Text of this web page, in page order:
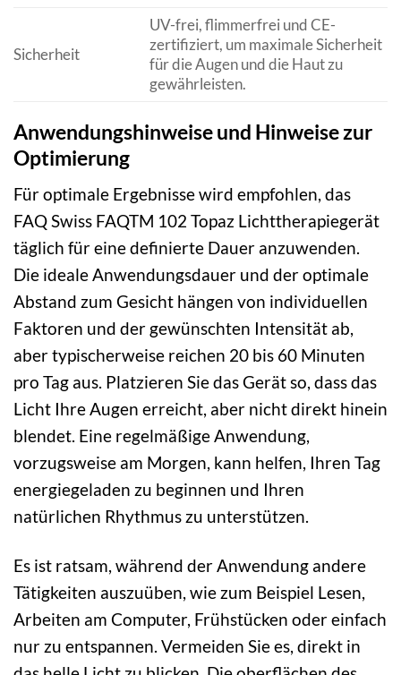
Sicherheit
UV-frei, flimmerfrei und CE-
zertifiziert, um maximale Sicherheit
für die Augen und die Haut zu
gewährleisten.
Anwendungshinweise und Hinweise zur
Optimierung
Für optimale Ergebnisse wird empfohlen, das
FAQ Swiss FAQTM 102 Topaz Lichttherapiegerät
täglich für eine definierte Dauer anzuwenden.
Die ideale Anwendungsdauer und der optimale
Abstand zum Gesicht hängen von individuellen
Faktoren und der gewünschten Intensität ab,
aber typischerweise reichen 20 bis 60 Minuten
pro Tag aus. Platzieren Sie das Gerät so, dass das
Licht Ihre Augen erreicht, aber nicht direkt hinein
blendet. Eine regelmäßige Anwendung,
vorzugsweise am Morgen, kann helfen, Ihren Tag
energiegeladen zu beginnen und Ihren
natürlichen Rhythmus zu unterstützen.
Es ist ratsam, während der Anwendung andere
Tätigkeiten auszuüben, wie zum Beispiel Lesen,
Arbeiten am Computer, Frühstücken oder einfach
nur zu entspannen. Vermeiden Sie es, direkt in